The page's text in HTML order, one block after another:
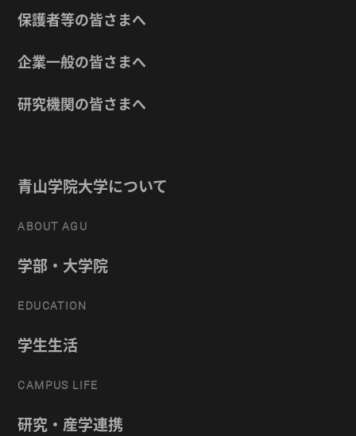
保護者等の皆さまへ
企業一般の皆さまへ
研究機関の皆さまへ
青山学院大学について
ABOUT AGU
学部・大学院
EDUCATION
学生生活
CAMPUS LIFE
研究・産学連携